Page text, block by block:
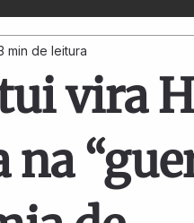
vira
min de leitura